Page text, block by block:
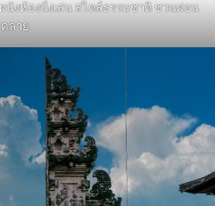
นังห้องนั่งเล่น สไตล์ธรรมชาติ ชวนผ่อน
คลาย